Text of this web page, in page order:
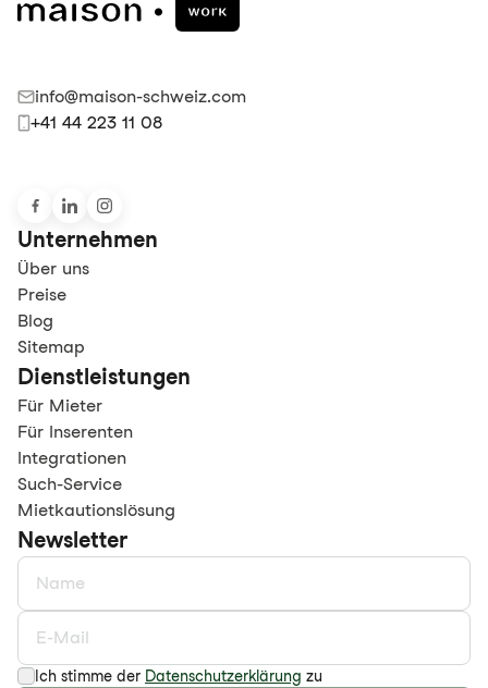
info@maison-schweiz.com
+41 44 223 11 08
Unternehmen
Über uns
Preise
Blog
Sitemap
Dienstleistungen
Für Mieter
Für Inserenten
Integrationen
Such-Service
Mietkautionslösung
Newsletter
Ich stimme der Datenschutzerklärung zu